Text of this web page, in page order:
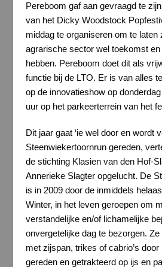
Pereboom gaf aan gevraagd te
van het Dicky Woodstock
middag te organiseren om te laten
agrarische sector wel toekomst
hebben. Pereboom doet dit als
functie bij de LTO. Er is van alles
op de innovatieshow op
uur op het parkeerterrein van het
Dit jaar gaat ‘ie wel door en wordt
Steenwiekertoornrun gereden,
de stichting Klasien van den Hof-
Annerieke Slagter opgelucht. De
is in 2009 door de inmiddels
Winter, in het leven geroepen om
verstandelijke en/of lichamelijke
onvergetelijke dag te bezorgen.
met zijspan, trikes of cabrio’s
gereden en getrakteerd op ijs en